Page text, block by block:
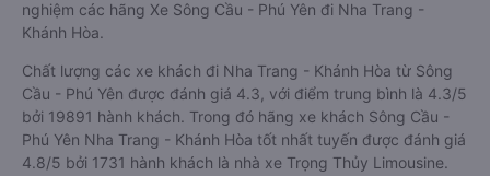
nghiệm các hãng Xe Sông Cầu - Phú Yên đi Nha Trang -
Khánh Hòa.
Chất lượng các xe khách đi Nha Trang - Khánh Hòa từ Sông
Cầu - Phú Yên được đánh giá 4.3, với điểm trung bình là 4.3/5
bởi 19891 hành khách. Trong đó hãng xe khách Sông Cầu -
Phú Yên Nha Trang - Khánh Hòa tốt nhất tuyến được đánh giá
4.8/5 bởi 1731 hành khách là nhà xe Trọng Thủy Limousine.